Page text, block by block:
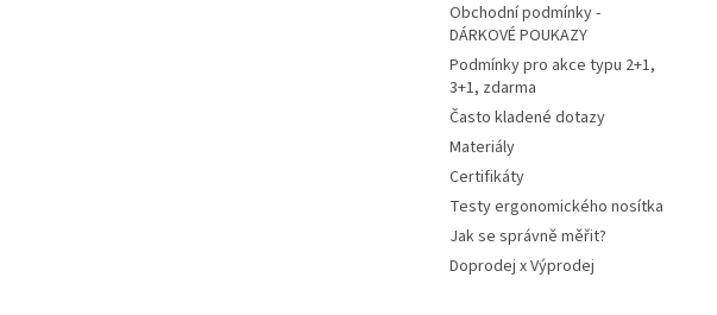
Obchodní podmínky -
DÁRKOVÉ POUKAZY
Podmínky pro akce typu 2+1,
3+1, zdarma
Často kladené dotazy
Materiály
Certifikáty
Testy ergonomického nosítka
Jak se správně měřit?
Doprodej x Výprodej